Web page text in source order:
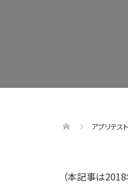
アプリテスト
（本記事は